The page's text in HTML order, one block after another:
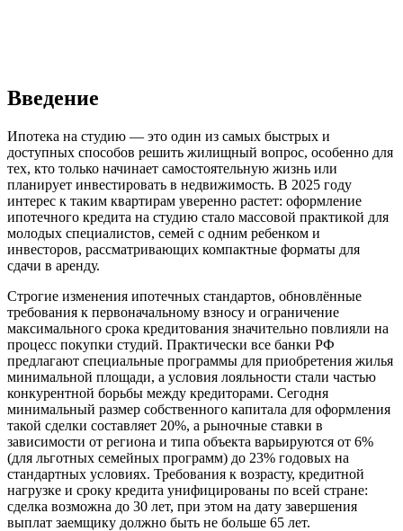
Введение
Ипотека на студию — это один из самых быстрых и
доступных способов решить жилищный вопрос, особенно для
тех, кто только начинает самостоятельную жизнь или
планирует инвестировать в недвижимость. В 2025 году
интерес к таким квартирам уверенно растет: оформление
ипотечного кредита на студию стало массовой практикой для
молодых специалистов, семей с одним ребенком и
инвесторов, рассматривающих компактные форматы для
сдачи в аренду.
Строгие изменения ипотечных стандартов, обновлённые
требования к первоначальному взносу и ограничение
максимального срока кредитования значительно повлияли на
процесс покупки студий. Практически все банки РФ
предлагают специальные программы для приобретения жилья
минимальной площади, а условия лояльности стали частью
конкурентной борьбы между кредиторами. Сегодня
минимальный размер собственного капитала для оформления
такой сделки составляет 20%, а рыночные ставки в
зависимости от региона и типа объекта варьируются от 6%
(для льготных семейных программ) до 23% годовых на
стандартных условиях. Требования к возрасту, кредитной
нагрузке и сроку кредита унифицированы по всей стране:
сделка возможна до 30 лет, при этом на дату завершения
выплат заемщику должно быть не больше 65 лет.